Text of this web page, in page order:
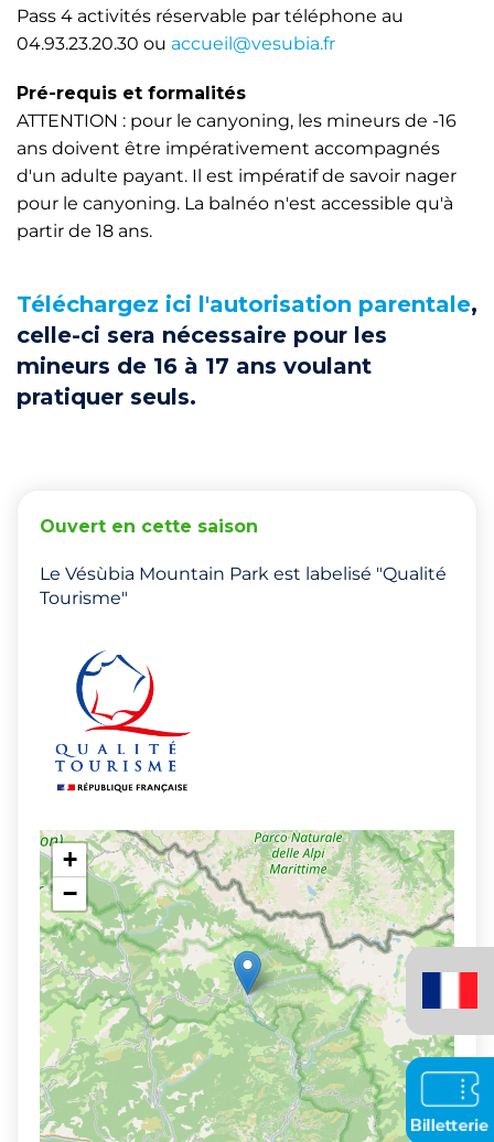
Pass 4 activités réservable par téléphone au
04.93.23.20.30 ou accueil@vesubia.fr
Pré-requis et formalités
ATTENTION : pour le canyoning, les mineurs de -16
ans doivent être impérativement accompagnés
d'un adulte payant. Il est impératif de savoir nager
pour le canyoning. La balnéo n'est accessible qu'à
partir de 18 ans.
Téléchargez ici l'autorisation parentale,
celle-ci sera nécessaire pour les
mineurs de 16 à 17 ans voulant
pratiquer seuls.
Ouvert en cette saison
Le Vésùbia Mountain Park est labelisé "Qualité
Tourisme"
+
−